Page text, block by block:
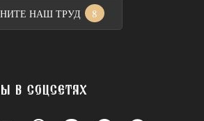
НАШ ТРУД 8
В СОЦСЕТЯХ